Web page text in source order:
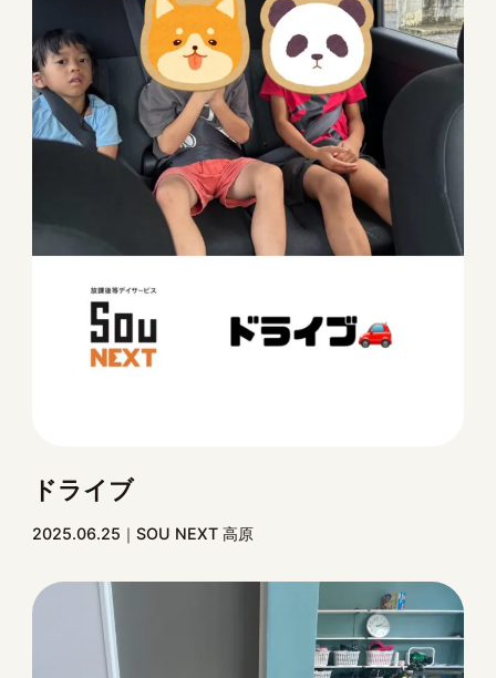
ドライブ
2025.06.25 SOU NEXT 高原